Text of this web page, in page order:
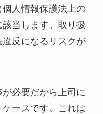
個人情報保護法上の
当します。取り扱
反になるリスクが
必要だから上司に
ースです。これは